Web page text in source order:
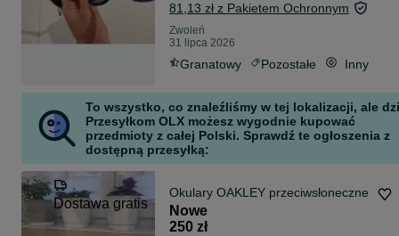
81,13 zł z Pakietem Ochronnym
Zwoleń
31 lipca 2026
Granatowy Pozostałe Inny
To wszystko, co znaleźliśmy w tej lokalizacji, ale
Przesyłkom OLX możesz wygodnie kupować
przedmioty z całej Polski. Sprawdź te ogłoszenia z
dostępną przesyłką:
Dostawa gratis
Okulary OAKLEY przeciwsłoneczne
Nowe
250 zł